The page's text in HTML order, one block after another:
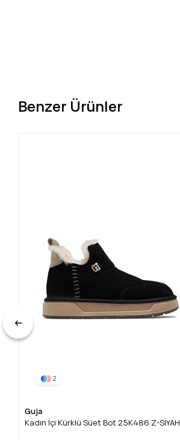
Benzer Ürünler
2
Guja
Kadın İçi Kürklü Süet Bot 25K486 Z-SİYAH